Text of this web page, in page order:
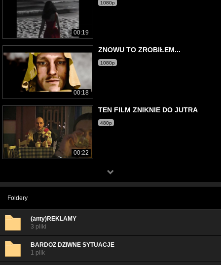
00:19
1080p
00:18
ZNOWU TO ZROBIŁEM...
1080p
00:22
TEN FILM ZNIKNIE DO JUTRA
480p
Foldery
(anty)REKLAMY
3 pliki
BARDOZ DZIWNE SYTUACJE
1 plik